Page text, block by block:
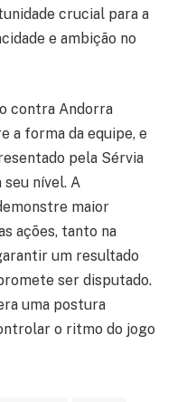
crucial para a
e ambição no
contra Andorra
a forma da equipe, e
pela Sérvia
nível. A
maior
ações, tanto na
um resultado
ser disputado.
uma postura
o ritmo do jogo